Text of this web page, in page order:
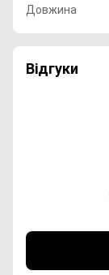
Довжина
Відгуки